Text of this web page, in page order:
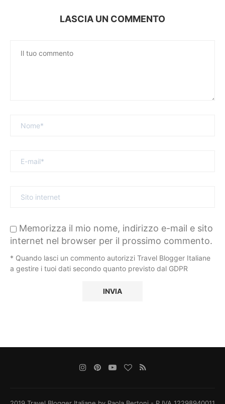
LASCIA UN COMMENTO
Memorizza il mio nome, indirizzo e-mail e sito
internet nel browser per il prossimo commento.
* Quando lasci un commento autorizzi Travel Blogger Italiane
a gestire i tuoi dati secondo quanto previsto dal GDPR